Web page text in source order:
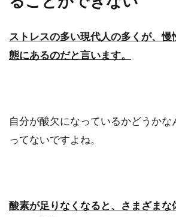
夜ご飯をサラダのみに
か？健康と美容にも...
15分掃除法を試
ストレスの多い現代人の多くが、
態にあるのだと言います。
自分が酸欠になっているかどうかな
ってないですよね。
酸素が足りなくなると、さまざまな